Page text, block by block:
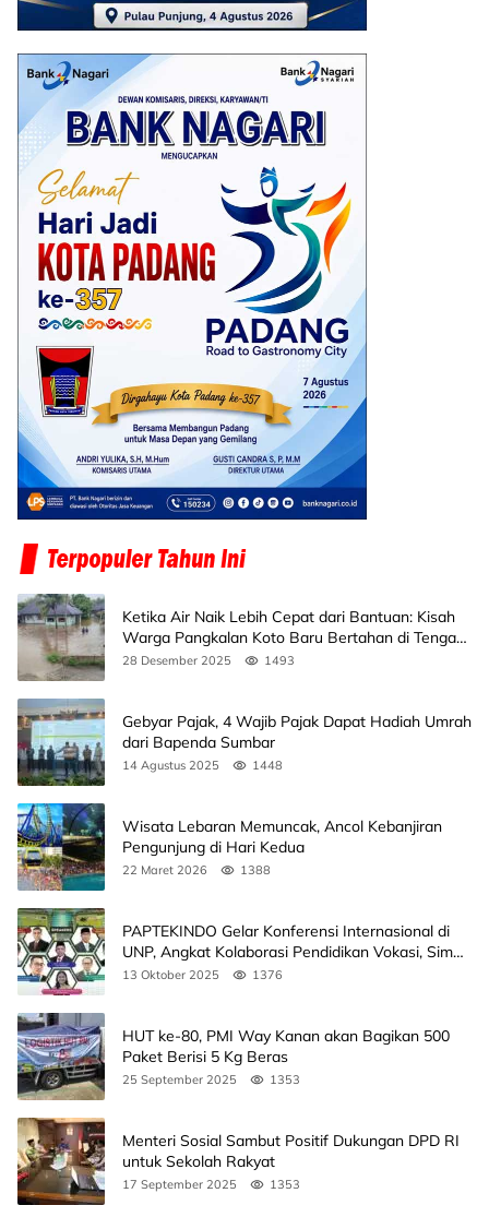
Ketika Air Naik Lebih Cepat dari Bantuan: Kisah
Warga Pangkalan Koto Baru Bertahan di Tengah
Banjir
28 Desember 2025 1493
Gebyar Pajak, 4 Wajib Pajak Dapat Hadiah Umrah
dari Bapenda Sumbar
14 Agustus 2025 1448
Wisata Lebaran Memuncak, Ancol Kebanjiran
Pengunjung di Hari Kedua
22 Maret 2026 1388
PAPTEKINDO Gelar Konferensi Internasional di
UNP, Angkat Kolaborasi Pendidikan Vokasi, Simak
Agendanya
13 Oktober 2025 1376
HUT ke-80, PMI Way Kanan akan Bagikan 500
Paket Berisi 5 Kg Beras
25 September 2025 1353
Menteri Sosial Sambut Positif Dukungan DPD RI
untuk Sekolah Rakyat
17 September 2025 1353